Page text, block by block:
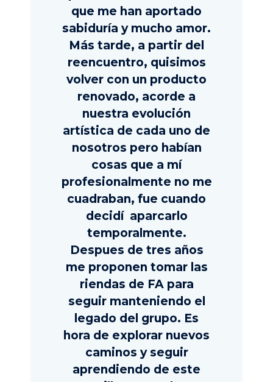
que me han aportado
sabiduría y mucho amor.
Más tarde, a partir del
reencuentro, quisimos
volver con un producto
renovado, acorde a
nuestra evolución
artística de cada uno de
nosotros pero habían
cosas que a mí
profesionalmente no me
cuadraban, fue cuando
decidí aparcarlo
temporalmente.
Despues de tres años
me proponen tomar las
riendas de FA para
seguir manteniendo el
legado del grupo. Es
hora de explorar nuevos
caminos y seguir
aprendiendo de este